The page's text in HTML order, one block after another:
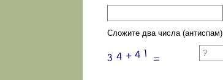
Сложите два числа (антиспам)